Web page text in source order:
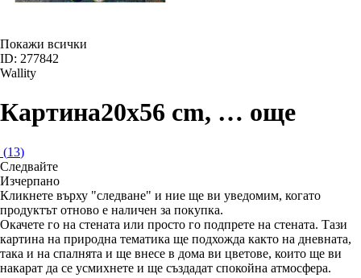
Покажи всички
ID: 277842
Wallity
Картина20x56 cm, … още
(13)
Следвайте
Изчерпанo
Кликнете върху "следване" и ние ще ви уведомим, когато
продуктът отново е наличен за покупка.
Окачете го на стената или просто го подпрете на стената. Тази
картина на природна тематика ще подхожда както на дневната,
така и на спалнята и ще внесе в дома ви цветове, които ще ви
накарат да се усмихнете и ще създадат спокойна атмосфера.